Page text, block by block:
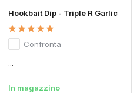
Hookbait Dip - Triple R Garlic
Confronta
...
In magazzino